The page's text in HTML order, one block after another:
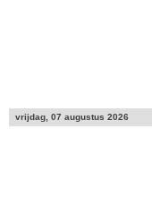
vrijdag, 07 augustus 2026